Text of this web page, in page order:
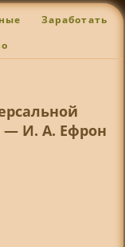
Заработать
— И. А. Ефрон